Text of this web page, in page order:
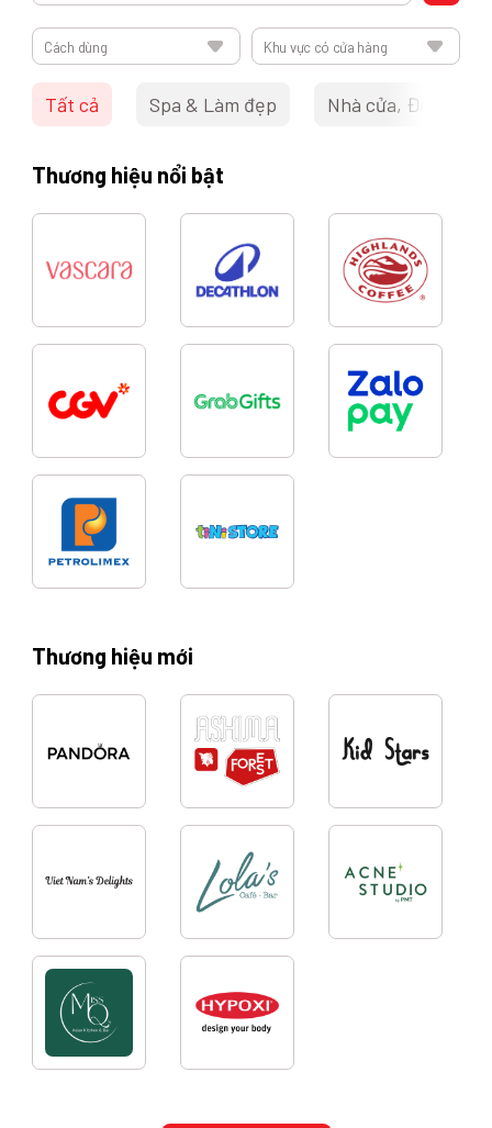
Cách dùng Khu vực có cửa hàng
Tất cả Spa & Làm đẹp Nhà cửa, Đời sống
Thương hiệu nổi bật
Thương hiệu mới